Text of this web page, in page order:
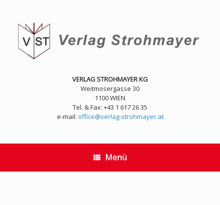
springen
VERLAG STROHMAYER KG
Weitmosergasse 30
1100 WIEN
Tel. & Fax: +43 1 617 26 35
e-mail: office@verlag-strohmayer.at
Menü